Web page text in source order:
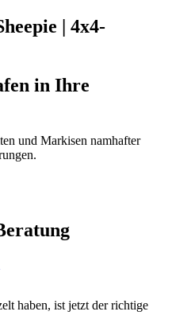
| 4x4-
in Ihre
und Markisen namhafter
haben, ist jetzt der richtige